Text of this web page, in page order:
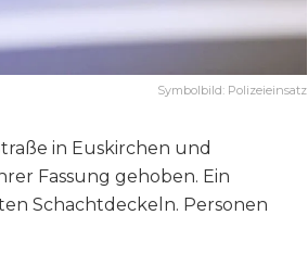
Symbolbild: Polizeieinsatz
in Euskirchen und
Fassung gehoben. Ein
Schachtdeckeln. Personen